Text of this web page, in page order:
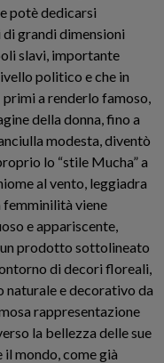
potè dedicarsi
grandi dimensioni
slavi, importante
politico e che in
a renderlo famoso,
della donna,fino a
modesta,diventò
lo “stile Mucha” a
al vento, leggiadra
femminilità viene
e appariscente,
prodotto sottolineato
di decori floreali,
naturale e decorativo da
rappresentazione
la bellezza delle sue
il mondo,comegià